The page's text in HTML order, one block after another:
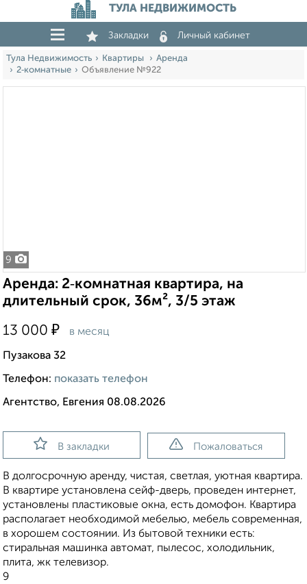
ТУЛА НЕДВИЖИМОСТЬ
Закладки Личный кабинет
Тула Недвижимость Квартиры
Аренда
2‑комнатные
Объявление №922
9
Аренда: 2‑комнатная квартира, на
длительный срок, 36м², 3/5 этаж
13 000 ₽ в месяц
Пузакова 32
Телефон: показать телефон
Агентство, Евгения 08.08.2026
В закладки Пожаловаться
В долгосрочную аренду, чистая, светлая, уютная квартира.
В квартире установлена сейф-дверь, проведен интернет,
установлены пластиковые окна, есть домофон. Квартира
располагает необходимой мебелью, мебель современная,
в хорошем состоянии. Из бытовой техники есть:
стиральная машинка автомат, пылесос, холодильник,
плита, жк телевизор.
9